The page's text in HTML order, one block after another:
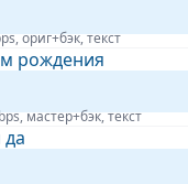
ориг+бэк, текст
рождения
мастер+бэк, текст